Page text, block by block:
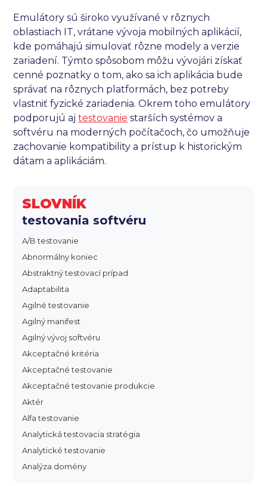
SLOVNÍK
testovania softvéru
A/B testovanie
Abnormálny koniec
Abstraktný testovací prípad
Adaptabilita
Agilné testovanie
Agilný manifest
Agilný vývoj softvéru
Akceptačné kritéria
Akceptačné testovanie
Akceptačné testovanie produkcie
Aktér
Alfa testovanie
Analytická testovacia stratégia
Analytické testovanie
Analýza domény
Emulátory sú široko využívané v rôznych
oblastiach IT, vrátane vývoja mobilných aplikácií,
kde pomáhajú simulovať rôzne modely a verzie
zariadení. Týmto spôsobom môžu vývojári získať
cenné poznatky o tom, ako sa ich aplikácia bude
správať na rôznych platformách, bez potreby
vlastniť fyzické zariadenia. Okrem toho emulátory
podporujú ajtestovanie starších systémov a
softvéru na moderných počítačoch, čo umožňuje
zachovanie kompatibility a prístup k historickým
dátam a aplikáciám.